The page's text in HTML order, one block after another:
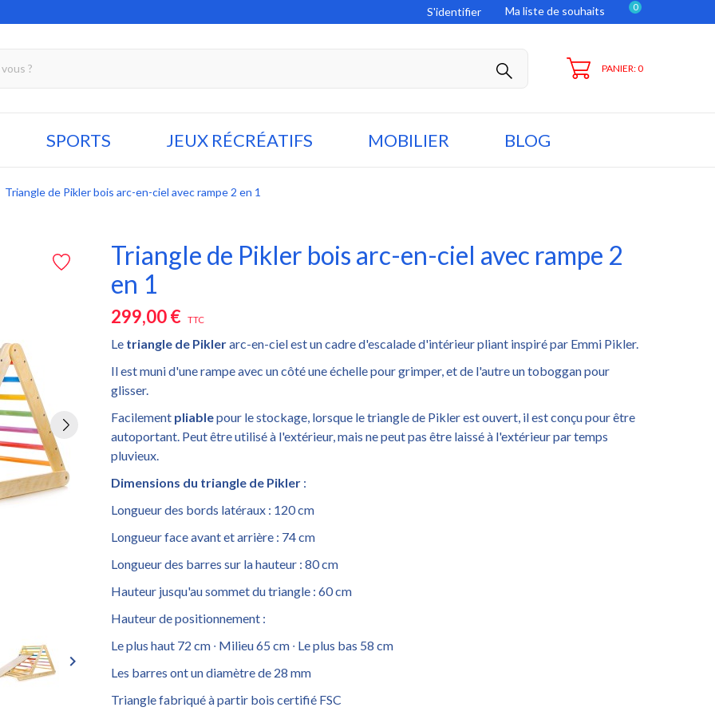
S'identifier Ma liste de souhaits 0
PANIER: 0
SPORTS JEUX RÉCRÉATIFS MOBILIER BLOG
Triangle de Pikler bois arc-en-ciel avec rampe 2 en 1
keyboard_arrow_right
Triangle de Pikler bois arc-en-ciel avec rampe 2
en 1
299,00 € TTC
Le triangle de Piklerarc-en-ciel est un cadre d'escalade d'intérieur pliant inspiré par Emmi Pikler.
Il est muni d'une rampe avec un côté une échelle pour grimper, et de l'autre un toboggan pour
glisser.
Facilement pliablepour le stockage, lorsque le triangle de Pikler est ouvert, il est conçu pour être
autoportant. Peut être utilisé à l'extérieur, mais ne peut pas être laissé à l'extérieur par temps
pluvieux.
Dimensions du triangle de Pikler :
Longueur des bords latéraux : 120 cm
Longueur face avant et arrière : 74 cm
Longueur des barres sur la hauteur : 80 cm
Hauteur jusqu'au sommet du triangle : 60 cm
Hauteur de positionnement :
Le plus haut 72 cm ∙ Milieu 65 cm ∙ Le plus bas 58 cm
Les barres ont un diamètre de 28 mm
Triangle fabriqué à partir bois certifié FSC